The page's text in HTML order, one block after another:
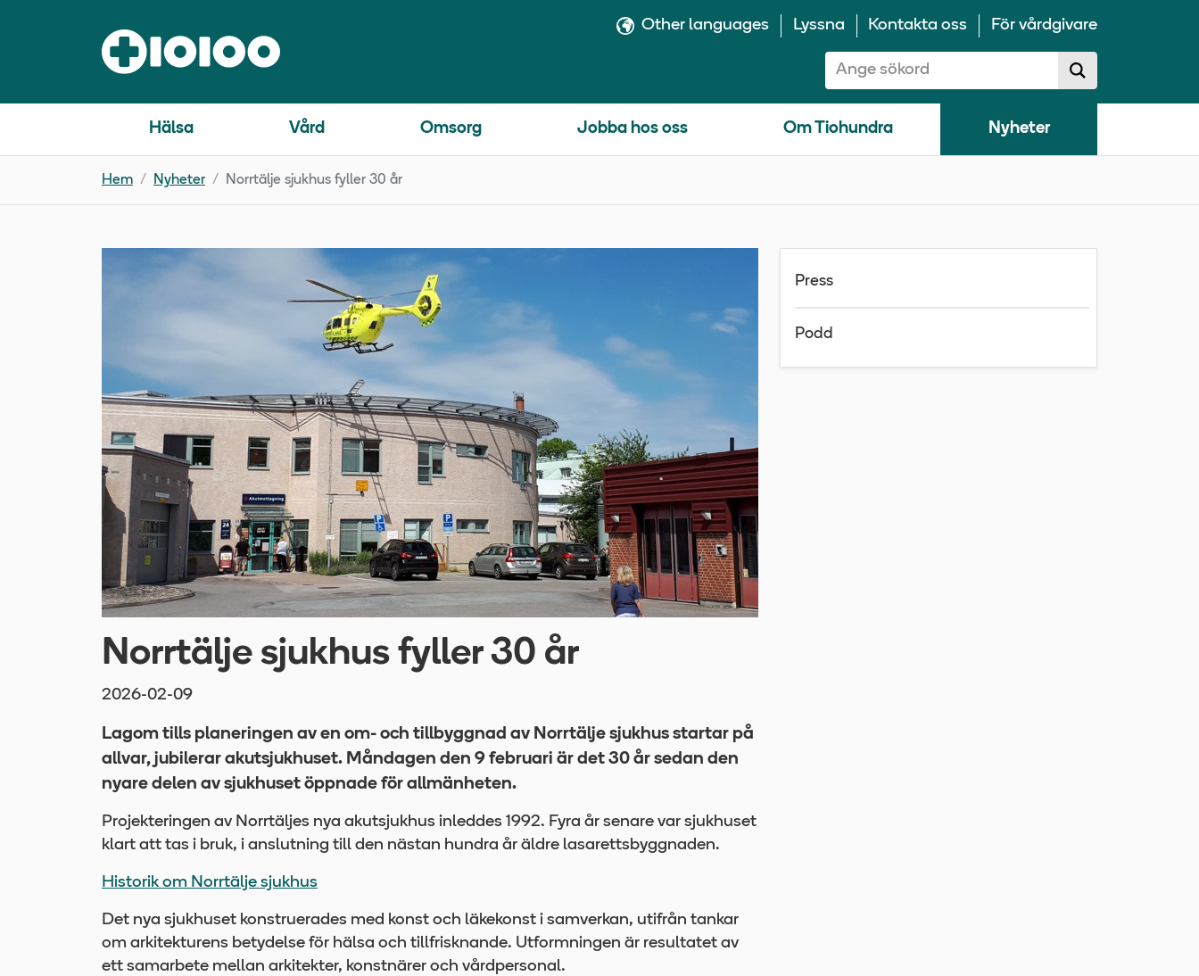
Other languages Lyssna Kontakta oss För vårdgivare
Sök på 10100:
sökförslag
Sök
Hälsa Vård Omsorg Jobba hos oss Om Tiohundra Nyheter
Hem Nyheter Norrtälje sjukhus fyller 30 år
Norrtälje sjukhus fyller 30 år
2026-02-09
Lagom tills planeringen av en om- och tillbyggnad av Norrtälje sjukhus startar på
allvar, jubilerar akutsjukhuset. Måndagen den 9 februari är det 30 år sedan den
nyare delen av sjukhuset öppnade för allmänheten.
Projekteringen av Norrtäljes nya akutsjukhus inleddes 1992. Fyra år senare var sjukhuset
klart att tas i bruk, i anslutning till den nästan hundra år äldre lasarettsbyggnaden.
Historik om Norrtälje sjukhus
Det nya sjukhuset konstruerades med konst och läkekonst i samverkan, utifrån tankar
om arkitekturens betydelse för hälsa och tillfrisknande. Utformningen är resultatet av
ett samarbete mellan arkitekter, konstnärer och vårdpersonal.
Press
Podd